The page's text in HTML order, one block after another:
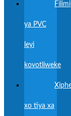
Filimi
ya PVC
leyi
kovotliweke
xo tiya xa